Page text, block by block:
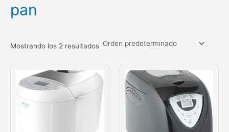
pan
Mostrando los 2 resultados